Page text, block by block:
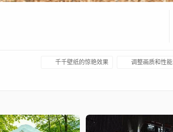
千千壁纸的惊艳效果 调整画质和性能